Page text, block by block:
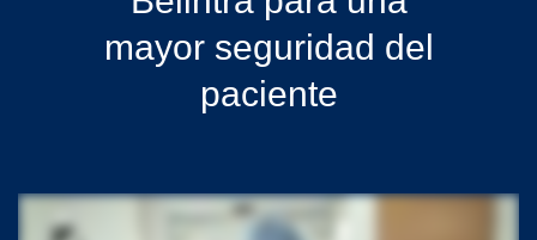
mayor seguridad del
paciente